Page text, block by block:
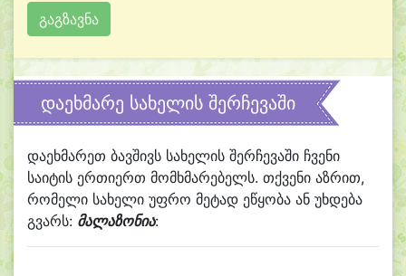
დაეხმარე სახელის შერჩევაში
დაეხმარეთ ბავშივს სახელის შერჩევაში ჩვენი
საიტის ერთიერთ მომხმარებელს. თქვენი აზრით,
რომელი სახელი უფრო მეტად ეწყობა ან უხდება
გვარს: მალაზონია: